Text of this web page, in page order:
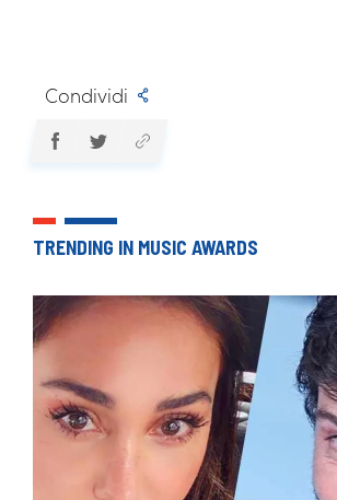
Condividi
TRENDING IN MUSIC AWARDS